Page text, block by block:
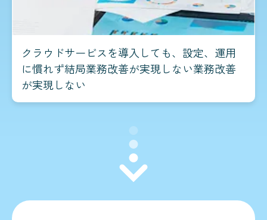
クラウドサービスを導入しても、設定、運用
に慣れず結局業務改善が実現しない業務改善
が実現しない